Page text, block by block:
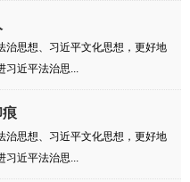
治思想、习近平文化思想，更好地
习近平法治思...
痕
治思想、习近平文化思想，更好地
习近平法治思...